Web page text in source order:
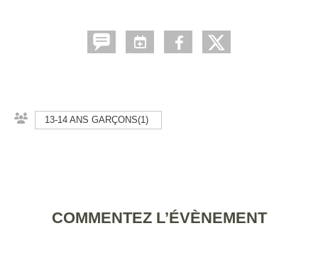
13-14 ANS GARÇONS(1)
COMMENTEZ L’ÉVÈNEMENT